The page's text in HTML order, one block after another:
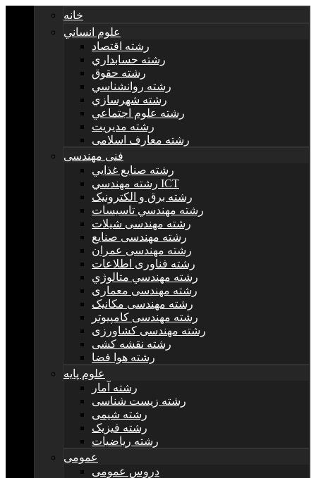
خانه
علوم انساني
رشته اقتصاد
رشته حسابداري
رشته حقوق
رشته روانشناسي
رشته شهرسازي
رشته علوم اجتماعي
رشته مديريت
رشته معارف اسلامی
فنی مهندسی
رشته صنايع غذايي
رشته مهندسي ICT
رشته برق و الکترونيک
رشته مهندسي تاسيسات
رشته مهندسی شیلات
رشته مهندسی صنایع
رشته مهندسی عمران
رشته فناوری اطلاعات
رشته مهندسي متالوژي
رشته مهندسی معماری
رشته مهندسی مکانیک
رشته مهندسی کامپیوتر
رشته مهندسی کشاورزی
رشته نقشه کشی
رشته هوا فضا
علوم پایه
رشته آمار
رشته زیست شناسی
رشته شیمی
رشته فیزیک
رشته ریاضیات
عمومی
دروس عمومی